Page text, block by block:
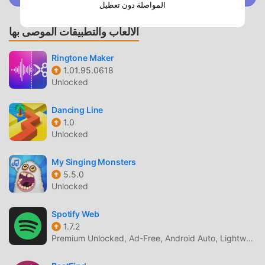
إذا كنت ترغب في تنزيل هذه اللعبة ، كأكبر موقع لتنزيل الألعاب
المجانية APK في العالم - moddroid هو خيارك الأفضل. لا يوفر لك
moddroid أحدث إصدار من SweetDance 19.0 مجانًا ، ولكنه يوفر
أيضًا Free mod مجانًا ، مما يساعدك على حفظ المهام الميكانيكية
المتكررة في اللعبة ، حتى تتمكن من التركيز على الاستمتاع بالبهجة
التي تجلبها اللعبة نفسها. يعد moddroid بأن أي SweetDance mod
لن يفرض على اللاعبين أي رسوم ، وهو آمن 100٪ ومتاح ومجاني
للتثبيت. فقط قم بتنزيل عميل moddroid ، يمكنك تنزيل وتثبيت
SweetDance باعتبارها لعبة شائعة music ، ساعدته طريقة اللعب
الفريدة في كسب عدد كبير من المعجبين حول العالم. على عكس
الألعاب التقليدية music ، في SweetDance ، ما عليك سوى متابعة
الألعاب والتطبيقات الموصى بها
Ringtone Maker
1.01.95.0618
Unlocked
Dancing Line
1.0
Unlocked
My Singing Monsters
5.5.0
Unlocked
Spotify Web
1.7.2
Premium Unlocked, Ad-Free, Android Auto, Lightweight
المواصلة دون تعطيل